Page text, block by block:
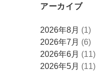
アーカイブ
ア
ー
カ
イ
2026年8月 (1)
2026年7月 (6)
2026年6月 (11)
2026年5月 (11)